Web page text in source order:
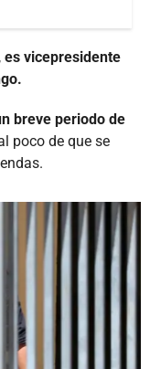
es vicepresidente
breve periodo de
poco de que se